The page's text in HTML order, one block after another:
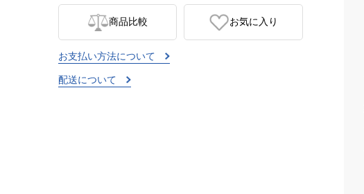
商品比較 お気に入り
お支払い方法について
配送について